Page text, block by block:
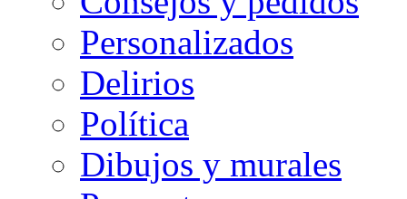
Personalizados
Delirios
Política
Dibujos y murales